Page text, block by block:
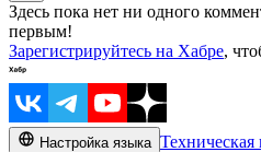
Здесь пока нет ни одного
первым!
Зарегистрируйтесь на Хабре,
Настройка языка Техническая